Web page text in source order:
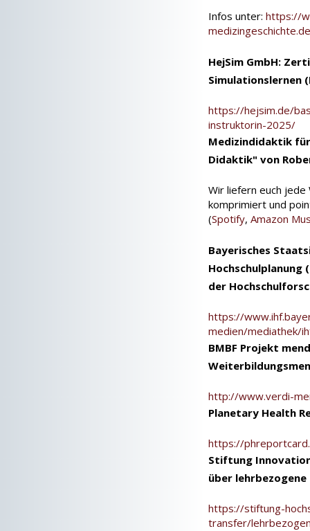
Infos unter:https://
HejSim GmbH:
https://hejsim.de/
instruktorin-2025/
Medizindidaktik
Didaktik" von
Wir liefern euch
komprimiert und
(Spotify,Amazon
Bayerisches
Hochschulplanung
der
https://
medien/mediathek/
BMBF Projekt
http://www.verdi-
Planetary Health
https://
Stiftung
über
https://stiftung-
transfer/